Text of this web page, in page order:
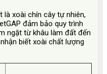
là xoài chín cây tự nhiên,
đảm bảo quy trình
ngặt từ khâu làm đất đến
biết xoài chất lượng